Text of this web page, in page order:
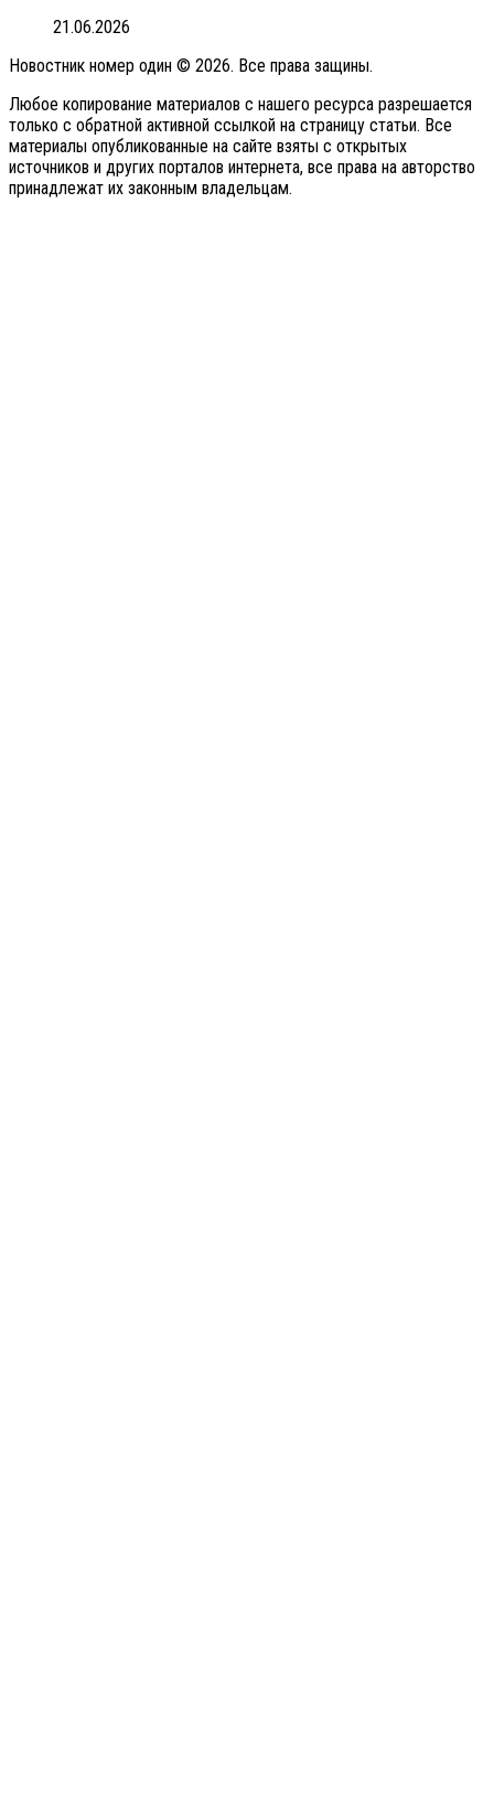
21.06.2026
Новостник номер один © 2026. Все права защины.
Любое копирование материалов с нашего ресурса разрешается
только с обратной активной ссылкой на страницу статьи. Все
материалы опубликованные на сайте взяты с открытых
источников и других порталов интернета, все права на авторство
принадлежат их законным владельцам.